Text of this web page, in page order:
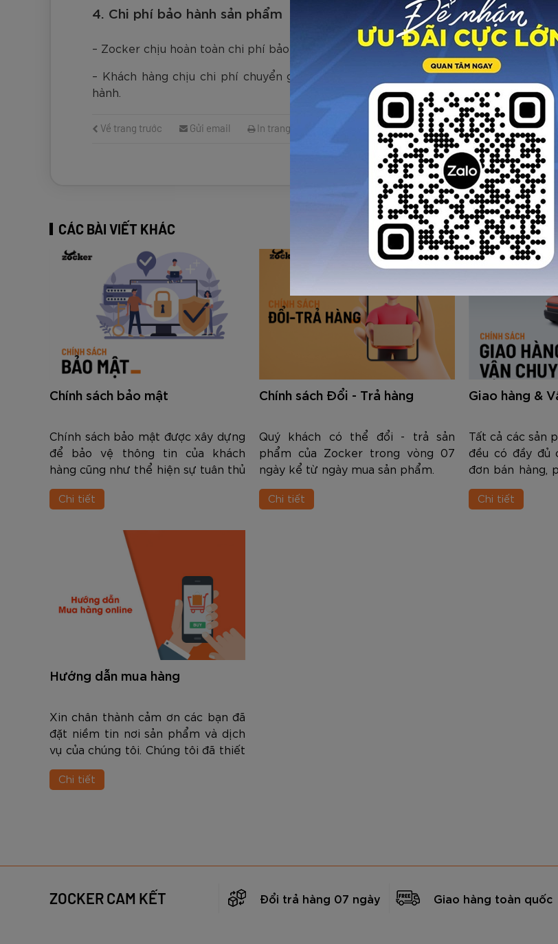
4. Chi phí bảo hành sản phẩm
– Zocker chịu hoàn toàn chi phí bảo hành sản phẩm.
– Khách hàng chịu chi phí chuyển giày tới Zocker để được bảo hành và chi phí
hành.
Về trang trước Gửi email In trang
CÁC BÀI VIẾT KHÁC
Chính sách bảo mật
Chính sách bảo mật được xây dựng
để bảo vệ thông tin của khách
hàng cũng như thể hiện sự tuân thủ
mật thông tin khách hàng được
Chi tiết
Chính sách Đổi - Trả hàng
Quý khách có thể đổi - trả sản
phẩm của Zocker trong vòng 07
ngày kể từ ngày mua sản phẩm.
Chi tiết
Giao hàng &
Tất cả các sản
đều có đầy đủ
đơn bán hàng,
cầu). Quý
Chi tiết
Hướng dẫn mua hàng
Xin chân thành cảm ơn các bạn đã
đặt niềm tin nơi sản phẩm và dịch
vụ của chúng tôi. Chúng tôi đã thiết
để bạn có thể nhanh chóng hoàn
Chi tiết
ZOCKER CAM KẾT Đổi trả hàng 07 ngày Giao hàng toàn quốc